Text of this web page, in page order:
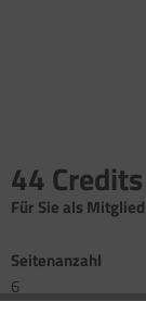
44 Credits
Für Sie als
Seitenanzahl
6